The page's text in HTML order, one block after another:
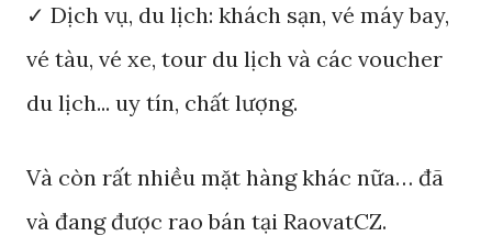
✓ Dịch vụ, du lịch: khách sạn, vé máy bay,
vé tàu, vé xe, tour du lịch và các voucher
du lịch... uy tín, chất lượng.
Và còn rất nhiều mặt hàng khác nữa… đã
và đang được rao bán tại RaovatCZ.